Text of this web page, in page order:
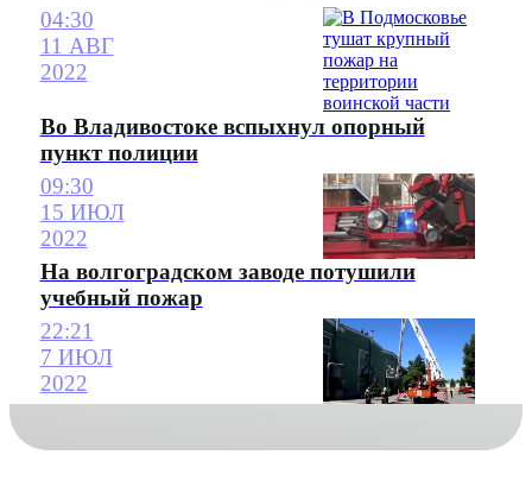
04:30
11 АВГ
2022
Во Владивостоке вспыхнул опорный
пункт полиции
09:30
15 ИЮЛ
2022
На волгоградском заводе потушили
учебный пожар
22:21
7 ИЮЛ
2022